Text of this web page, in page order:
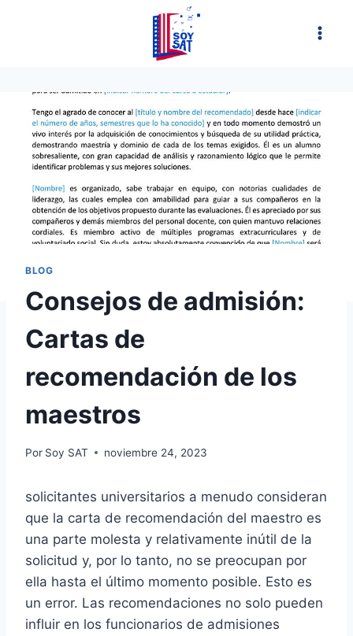
BLOG
Consejos de admisión:
Cartas de
recomendación de los
maestros
Por Soy SAT noviembre 24, 2023
solicitantes universitarios a menudo consideran
que la carta de recomendación del maestro es
una parte molesta y relativamente inútil de la
solicitud y, por lo tanto, no se preocupan por
ella hasta el último momento posible. Esto es
un error. Las recomendaciones no solo pueden
influir en los funcionarios de admisiones